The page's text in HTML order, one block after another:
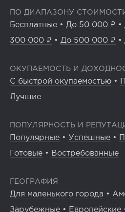
ПО ДИАПАЗОНУ
Бесплатные • До 50 000 ₽ •
300 000 ₽ • До 500 000 ₽ •
ОКУПАЕМОСТЬ И
С быстрой окупаемостью •
Лучшие
ПОПУЛЯРНОСТЬ И
Популярные • Успешные •
Готовые • Востребованные
ГЕОГРАФИЯ
Для маленького города •
Зарубежные • Европейские